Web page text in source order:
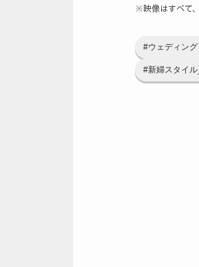
※映像はすべて
#ウェディング
#新婦スタイ